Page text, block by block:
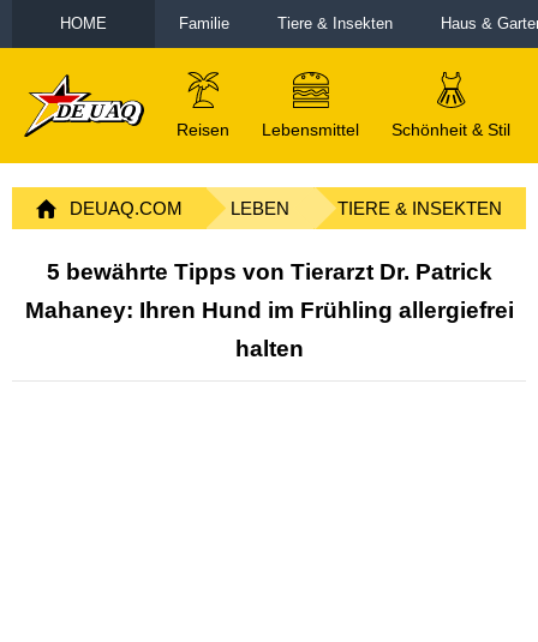
HOME Familie Tiere & Insekten Haus &
Reisen Lebensmittel Schönheit & Stil
DEUAQ.COM LEBEN TIERE & INSEKTEN
5 bewährte Tipps von Tierarzt Dr. Patrick
Mahaney: Ihren Hund im Frühling allergiefrei
halten